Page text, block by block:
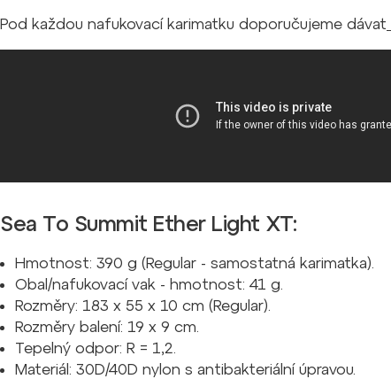
Pod každou nafukovací karimatku doporučujeme dávat
Sea To Summit Ether Light XT:
Hmotnost: 390 g (Regular - samostatná karimatka).
Obal/nafukovací vak - hmotnost: 41 g.
Rozměry: 183 x 55 x 10 cm (Regular).
Rozměry balení: 19 x 9 cm.
Tepelný odpor: R = 1,2.
Materiál: 30D/40D nylon s antibakteriální úpravou.